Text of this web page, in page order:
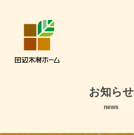
お知らせ
news